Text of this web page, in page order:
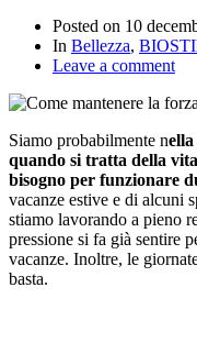
Posted on 10
In Bellezza,
Leave a comment
Siamo probabilmente n
quando si tratta della
bisogno per funzionare
vacanze estive e di alcuni
stiamo lavorando a pieno
pressione si fa già sentire
vacanze. Inoltre, le
basta.